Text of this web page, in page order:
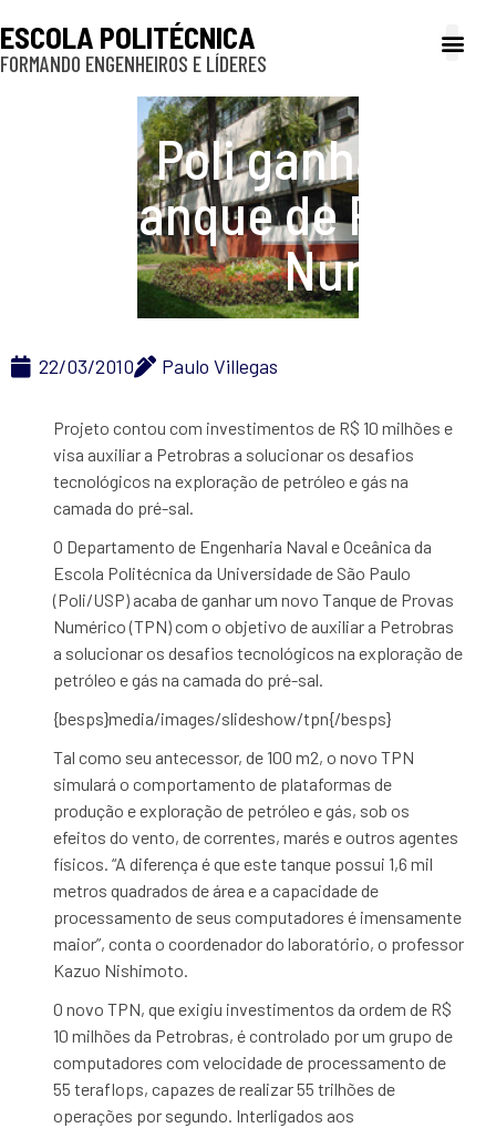
ESCOLA POLITÉCNICA
FORMANDO ENGENHEIROS E LÍDERES
Poli ganha novo
Tanque de Provas
Numérico
22/03/2010 Paulo Villegas
Projeto contou com investimentos de R$ 10 milhões e
visa auxiliar a Petrobras a solucionar os desafios
tecnológicos na exploração de petróleo e gás na
camada do pré-sal.
O Departamento de Engenharia Naval e Oceânica da
Escola Politécnica da Universidade de São Paulo
(Poli/USP) acaba de ganhar um novo Tanque de Provas
Numérico (TPN) com o objetivo de auxiliar a Petrobras
a solucionar os desafios tecnológicos na exploração de
petróleo e gás na camada do pré-sal.
{besps}media/images/slideshow/tpn{/besps}
Tal como seu antecessor, de100 m2, o novo TPN
simulará o comportamento de plataformas de
produção e exploração de petróleo e gás, sob os
efeitos do vento, de correntes, marés e outros agentes
físicos. “A diferença é que este tanque possui 1,6 mil
metros quadrados de área e a capacidade de
processamento de seus computadores é imensamente
maior”, conta o coordenador do laboratório, o professor
Kazuo Nishimoto.
O novo TPN, que exigiu investimentos da ordem de R$
10 milhões da Petrobras, é controlado por um grupo de
computadores com velocidade de processamento de
55 teraflops, capazes de realizar 55 trilhões de
operações por segundo. Interligados aos